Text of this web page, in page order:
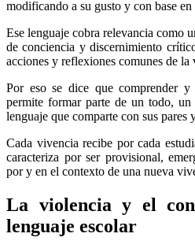
modificando a su gusto y con base
Ese lenguaje cobra relevancia como
de conciencia y discernimiento
acciones y reflexiones comunes de la
Por eso se dice que comprender y
permite formar parte de un todo, un
lenguaje que comparte con sus pares
Cada vivencia recibe por cada
caracteriza por ser provisional,
por y en el contexto de una nueva
La violencia y el
lenguaje escolar